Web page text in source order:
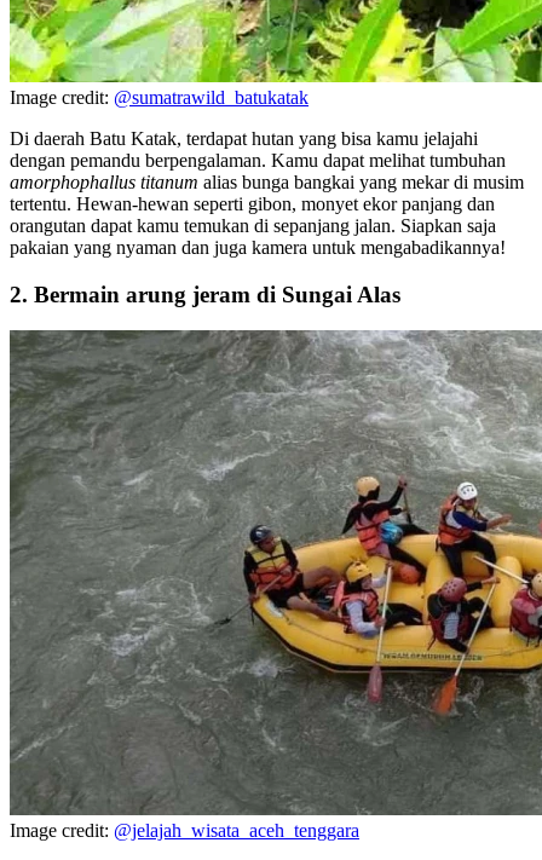
Image credit: @sumatrawild_batukatak
Di daerah Batu Katak, terdapat hutan yang bisa kamu jelajahi
dengan pemandu berpengalaman. Kamu dapat melihat tumbuhan
amorphophallus titanum alias bunga bangkai yang mekar di musim
tertentu. Hewan-hewan seperti gibon, monyet ekor panjang dan
orangutan dapat kamu temukan di sepanjang jalan. Siapkan saja
pakaian yang nyaman dan juga kamera untuk mengabadikannya!
2. Bermain arung jeram di Sungai Alas
Image credit: @jelajah_wisata_aceh_tenggara